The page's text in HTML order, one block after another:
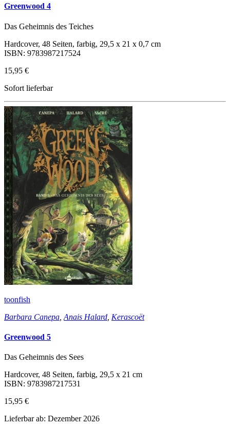
Greenwood 4
Das Geheimnis des Teiches
Hardcover, 48 Seiten, farbig, 29,5 x 21 x 0,7 cm
ISBN: 9783987217524
15,95 €
Sofort lieferbar
toonfish
Barbara Canepa Anais Halard Kerascoët
Greenwood 5
Das Geheimnis des Sees
Hardcover, 48 Seiten, farbig, 29,5 x 21 cm
ISBN: 9783987217531
15,95 €
Lieferbar ab: Dezember 2026